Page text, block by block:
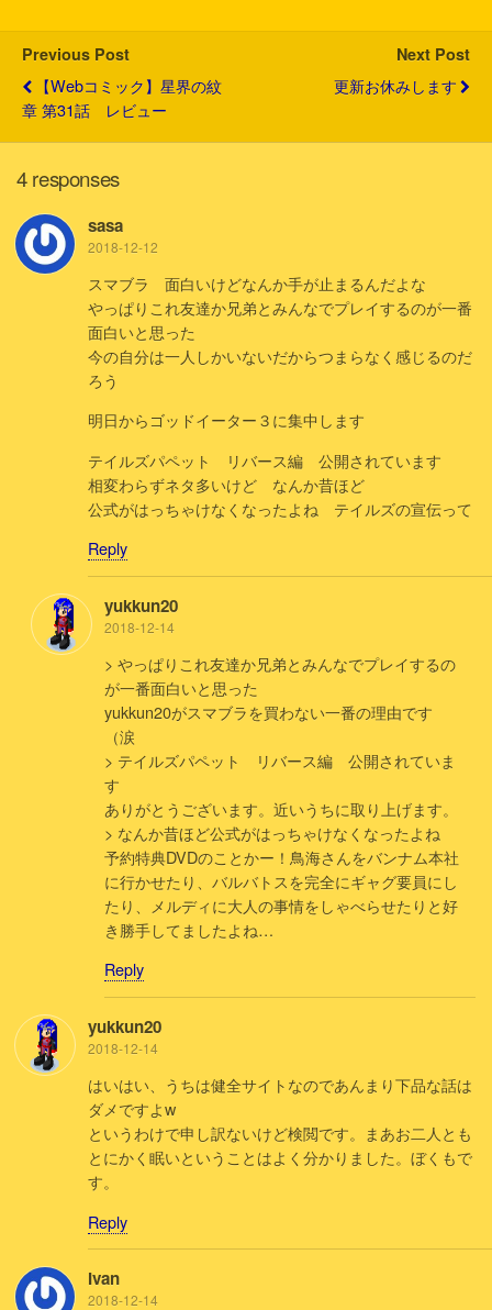
Previous Post
【Webコミック】星界の紋
章 第31話 レビュー
Next Post
更新お休みします
4 responses
sasa
2018-12-12
スマブラ 面白いけどなんか手が止まるんだよな
やっぱりこれ友達か兄弟とみんなでプレイするのが一番
面白いと思った
今の自分は一人しかいないだからつまらなく感じるのだ
ろう
明日からゴッドイーター３に集中します
テイルズパペット リバース編 公開されています
相変わらずネタ多いけど なんか昔ほど
公式がはっちゃけなくなったよね テイルズの宣伝って
Reply
yukkun20
2018-12-14
> やっぱりこれ友達か兄弟とみんなでプレイするの
が一番面白いと思った
yukkun20がスマブラを買わない一番の理由です
（涙
> テイルズパペット リバース編 公開されていま
す
ありがとうございます。近いうちに取り上げます。
> なんか昔ほど公式がはっちゃけなくなったよね
予約特典DVDのことかー！鳥海さんをバンナム本社
に行かせたり、バルバトスを完全にギャグ要員にし
たり、メルディに大人の事情をしゃべらせたりと好
き勝手してましたよね…
Reply
yukkun20
2018-12-14
はいはい、うちは健全サイトなのであんまり下品な話は
ダメですよw
というわけで申し訳ないけど検閲です。まあお二人とも
とにかく眠いということはよく分かりました。ぼくもで
す。
Reply
Ivan
2018-12-14